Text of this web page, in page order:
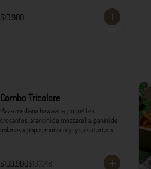
$10.900
Combo Tricolore
Pizza mediana hawaiana, polpettes
crocantes, arancini de mozzarella, panini de
milanesa, papas monterojo y salsa tártara.
$109.900$137.718
-